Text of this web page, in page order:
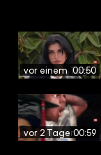
vor einem Tag
00:50
vor 2 Tagen00:59